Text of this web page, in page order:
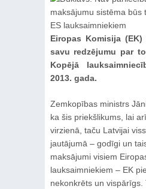
Eiropas Komisija
savu redzējumu par
Kopējā
2013. gada.
Zemkopības ministrs
ka šis priekšlikums, lai
virzienā, taču Latvijai
jautājumā – godīgi un
maksājumi visiem
lauksaimniekiem – EK
nekonkrēts un vispārīgs.